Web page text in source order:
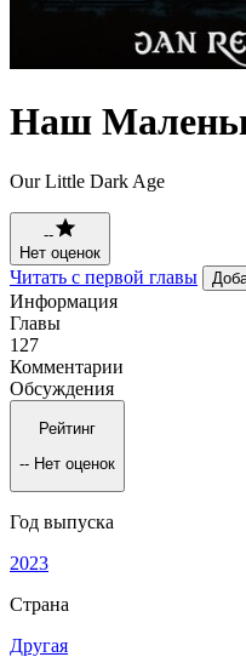
Наш
Our Little Dark Age
--
Нет оценок
Читать с первой главы
Информация
Главы
127
Комментарии
Обсуждения
Рейтинг
-- Нет оценок
Год выпуска
2023
Страна
Другая